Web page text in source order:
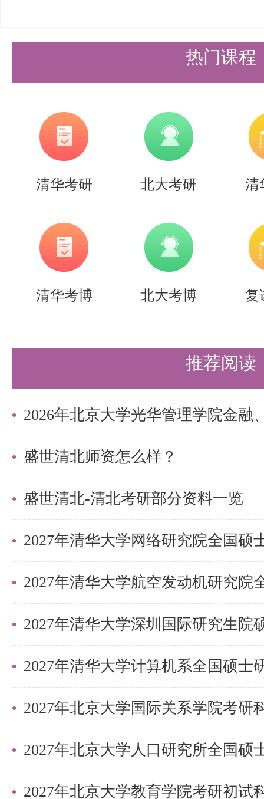
（1）综合考核时间、地点：
30-15:30
科目二：《专业英语》，2025年9
地点：清华大学（具体地点后续
件畅通，收到邮件后第一时间回
2）面试：
（2）考核形式及考核项目：
查申请人对教育学专业基础知识
能力思维能力、语言表达能力、
1）笔试：
科目一：《教育理论综合》，考
分，占笔试总分60%。考核内容
理学、教育技术学和教育研究方
科目二：《专业英语》,考试时间
占笔试总分40%。
笔试采用闭卷考试的方式。
2）面试：每位考生约30分钟，
申请人在本学科攻读博士学位的
术志趣等。
热门课程
清华考研 北大考研 清
清华考博 北大考博 复
推荐阅读
盛世清北师资怎么样？
盛世清北-清北考研部分资料一览
2027年清华大学深圳国际研究生院
2027年北京大学国际关系学院考研
2027年北京大学教育学院考研初试